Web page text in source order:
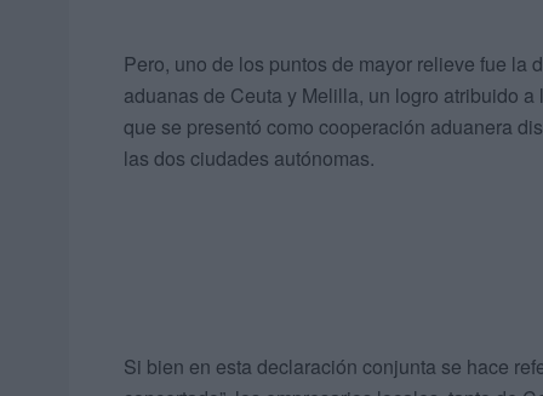
Pero, uno de los puntos de mayor relieve fue la
aduanas de Ceuta y Melilla, un logro atribuido
que se presentó como cooperación aduanera
las dos ciudades autónomas.
Si bien en esta declaración conjunta se hace